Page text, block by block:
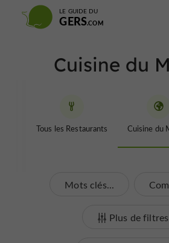
LE GUIDE DU
GERS
Cuisine du
Tous les Restaurants Cuisine du
Mots clés...
Plus de filtres